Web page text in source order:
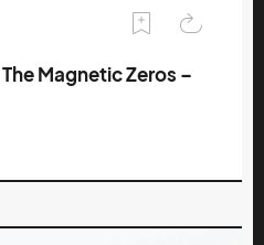
Magnetic Zeros –